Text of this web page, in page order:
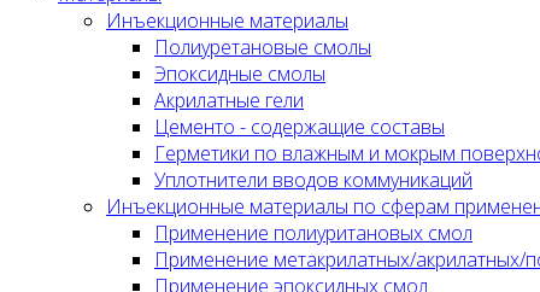
Инъекционные материалы
Полиуретановые смолы
Эпоксидные смолы
Акрилатные гели
Цементо - содержащие составы
Герметики по влажным и мокрым
Уплотнители вводов коммуникаций
Инъекционные материалы по сферам
Применение полиуритановых смол
Применение метакрилатных/акрилатных/
Применение эпоксидных смол